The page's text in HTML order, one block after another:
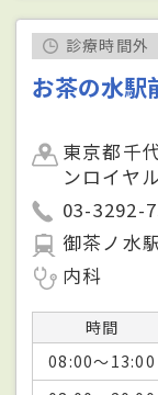
診療時間外
お茶の水駅
東京都千
ンロイヤ
03-3292-
御茶ノ水
内科
時間
08:00～13:00